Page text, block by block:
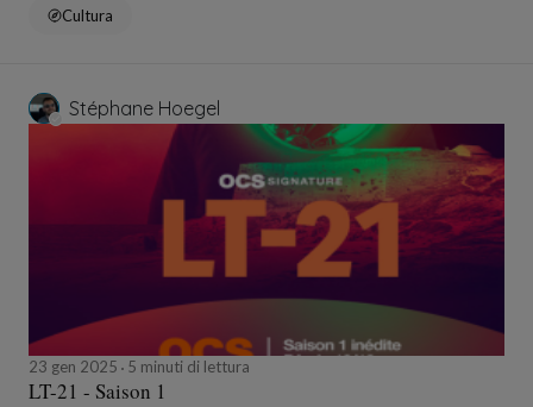
Cultura
Stéphane Hoegel
23 gen 2025 5 minuti di lettura
LT-21 - Saison 1